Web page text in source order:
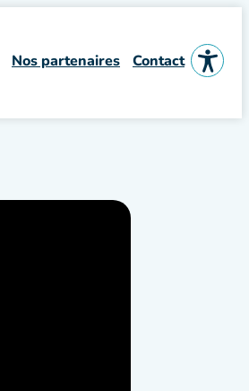
Nos partenaires Contact